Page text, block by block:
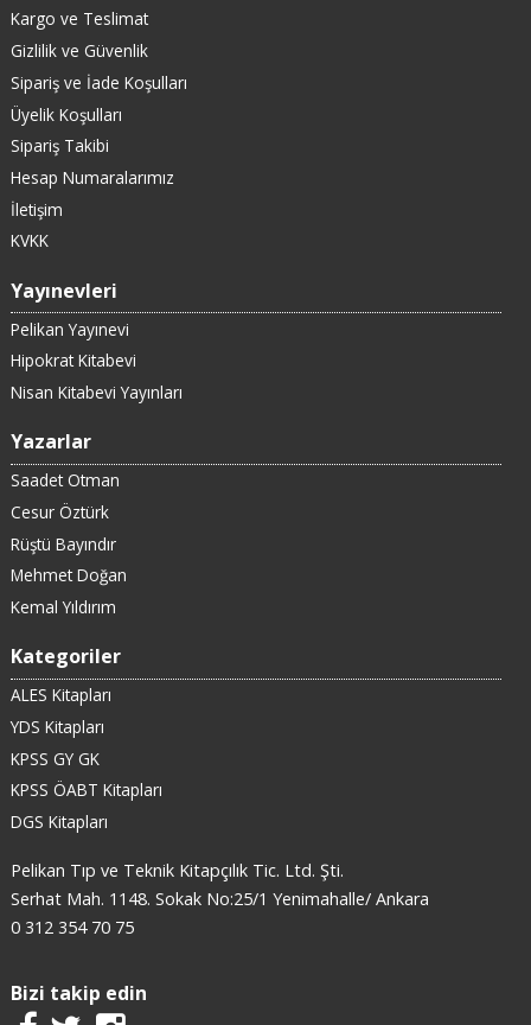
Kargo ve Teslimat
Gizlilik ve Güvenlik
Sipariş ve İade Koşulları
Üyelik Koşulları
Sipariş Takibi
Hesap Numaralarımız
İletişim
KVKK
Yayınevleri
Pelikan Yayınevi
Hipokrat Kitabevi
Nisan Kitabevi Yayınları
Yazarlar
Saadet Otman
Cesur Öztürk
Rüştü Bayındır
Mehmet Doğan
Kemal Yıldırım
Kategoriler
ALES Kitapları
YDS Kitapları
KPSS GY GK
KPSS ÖABT Kitapları
DGS Kitapları
Pelikan Tıp ve Teknik Kitapçılık Tic. Ltd. Şti.
Serhat Mah. 1148. Sokak No:25/1 Yenimahalle/ Ankara
0 312 354 70 75
Bizi takip edin